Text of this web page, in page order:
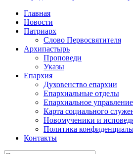
Главная
Новости
Патриарх
Слово Первосвятителя
Архипастырь
Проповеди
Указы
Епархия
Духовенство епархии
Епархиальные отделы
Епархиальное управление
Карта социального
Новомученики и
Политика
Контакты